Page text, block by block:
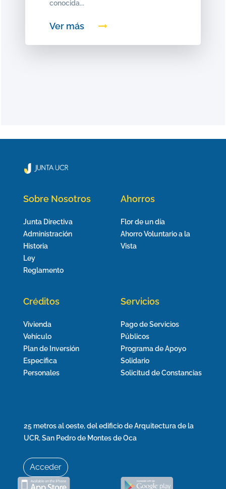
conocida...
Ver más
Sobre Nosotros
Junta Directiva
Administración
Historia
Ley
Reglamento
Ahorros
Flor de un día
Ahorro Voluntario a la
Vista
Créditos
Vivienda
Vehículo
Plan de Inversión
Específica
Personales
Servicios
Pago de Servicios
Públicos
Programa de Apoyo
Solidario
Solicitud de Constancias
25 metros al oeste, del edificio de Arquitectura de la
UCR, San Pedro de Montes de Oca
Acceder